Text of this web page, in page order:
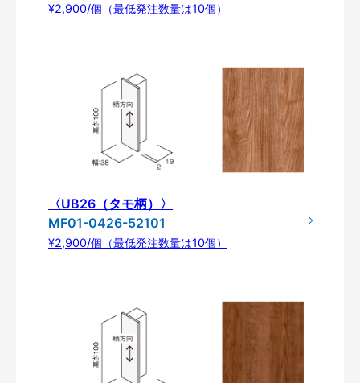
¥2,900/個（最低発注数量は10個）
〈UB26（タモ柄）〉
MF01-0426-52101
¥2,900/個（最低発注数量は10個）